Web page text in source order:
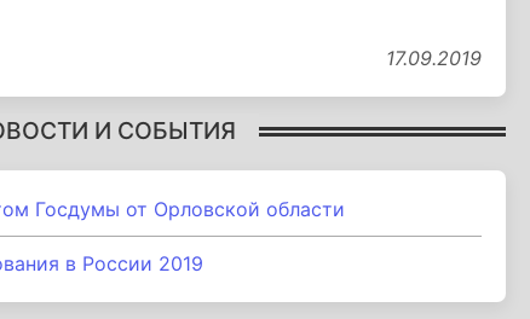
17.09.2019
И СОБЫТИЯ
Госдумы от Орловской области
в России 2019